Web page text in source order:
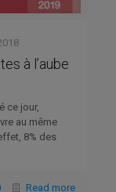
à l’aube
ce jour,
au même
8% des
Read more